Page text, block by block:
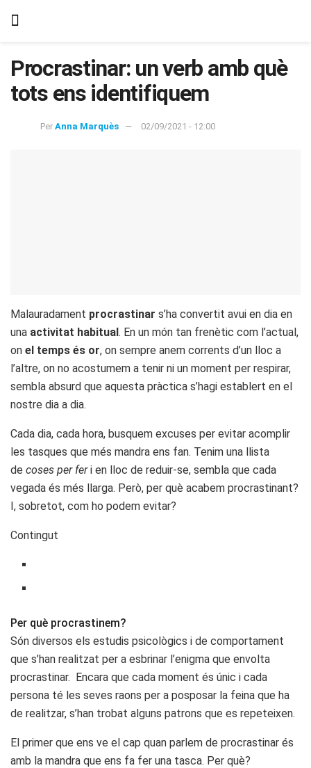
Procrastinar: un verb amb què
tots ens identifiquem
Per Anna Marquès 02/09/2021 - 12:00
Malauradament procrastinar s’ha convertit avui en dia en
una activitat habitual. En un món tan frenètic com l’actual,
on el temps és or, on sempre anem corrents d’un lloc a
l’altre, on no acostumem a tenir ni un moment per respirar,
sembla absurd que aquesta pràctica s’hagi establert en el
nostre dia a dia.
Cada dia, cada hora, busquem excuses per evitar acomplir
les tasques que més mandra ens fan. Tenim una llista
de coses per feri en lloc de reduir-se, sembla que cada
vegada és més llarga. Però, per què acabem procrastinant?
I, sobretot, com ho podem evitar?
Contingut
Per què procrastinem?
Són diversos els estudis psicològics i de comportament
que s’han realitzat per a esbrinar l’enigma que envolta
procrastinar. Encara que cada moment és únic i cada
persona té les seves raons per a posposar la feina que ha
de realitzar, s’han trobat alguns patrons que es repeteixen.
El primer que ens ve el cap quan parlem de procrastinar és
amb la mandra que ens fa fer una tasca. Per què?